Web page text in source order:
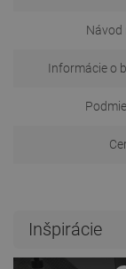
Návod
Informácie o
Inšpirácie